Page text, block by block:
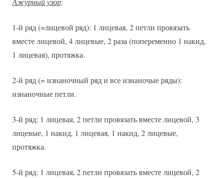
1-й ряд (=лицевой ряд): 1 лицевая, 2 петли провязать
вместе лицевой, 4 лицевые, 2 раза (попеременно 1 накид,
1 лицевая), протяжка.
2-й ряд (= изнаночный ряд и все изнаночые ряды):
изнаночные петли.
3-й ряд: 1 лицевая, 2 петли провязать вместе лицевой, 3
лицевые, 1 накид, 1 лицевая, 1 накид, 2 лицевые,
протяжка.
5-й ряд: 1 лицевая, 2 петли провязать вместе лицевой, 2